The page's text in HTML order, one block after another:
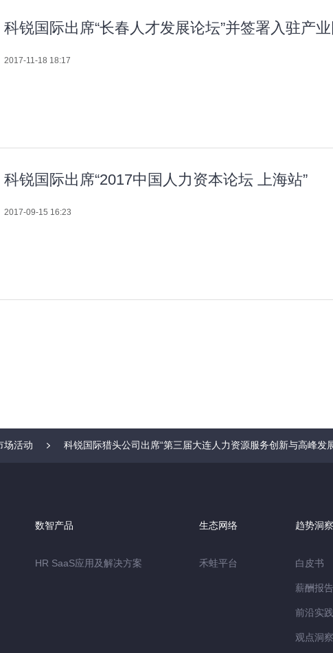
科锐国际出席“长春人才发展论坛”并签署入驻产
2017-11-18 18:17
科锐国际出席“2017中国人力资本论坛 上海站”
2017-09-15 16:23
场活动 科锐国际猎头公司出席“第三届大连人力资源服务创新与高峰发
数智产品
HR SaaS应用及解决方案
生态网络
禾蛙平台
趋势洞察
白皮书
薪酬报告
前沿实践
观点洞察